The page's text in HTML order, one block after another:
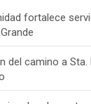
fortalece
del camino a Sta.